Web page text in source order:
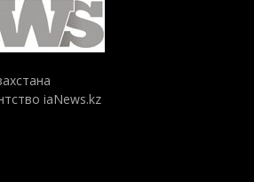
iaNews.kz